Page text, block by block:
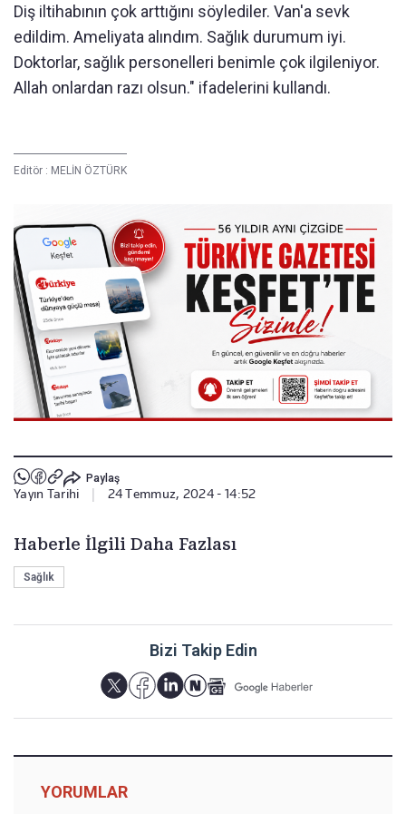
Diş iltihabının çok arttığını söylediler. Van'a sevk
edildim. Ameliyata alındım. Sağlık durumum iyi.
Doktorlar, sağlık personelleri benimle çok ilgileniyor.
Allah onlardan razı olsun." ifadelerini kullandı.
Editör : MELİN ÖZTÜRK
Paylaş
Yayın Tarihi 24 Temmuz, 2024 - 14:52
Haberle İlgili Daha Fazlası
Sağlık
Bizi Takip Edin
YORUMLAR